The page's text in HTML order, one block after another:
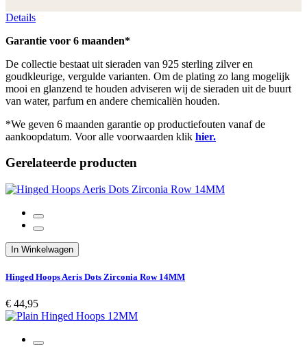
Details
Garantie voor 6 maanden*
De collectie bestaat uit sieraden van 925 sterling zilver en
goudkleurige, vergulde varianten. Om de plating zo lang mogelijk
mooi en glanzend te houden adviseren wij de sieraden uit de buurt
van water, parfum en andere chemicaliën houden.
*We geven 6 maanden garantie op productiefouten vanaf de
aankoopdatum. Voor alle voorwaarden klik hier.
Gerelateerde producten
In Winkelwagen
Hinged Hoops Aeris Dots Zirconia Row 14MM
€ 44,95